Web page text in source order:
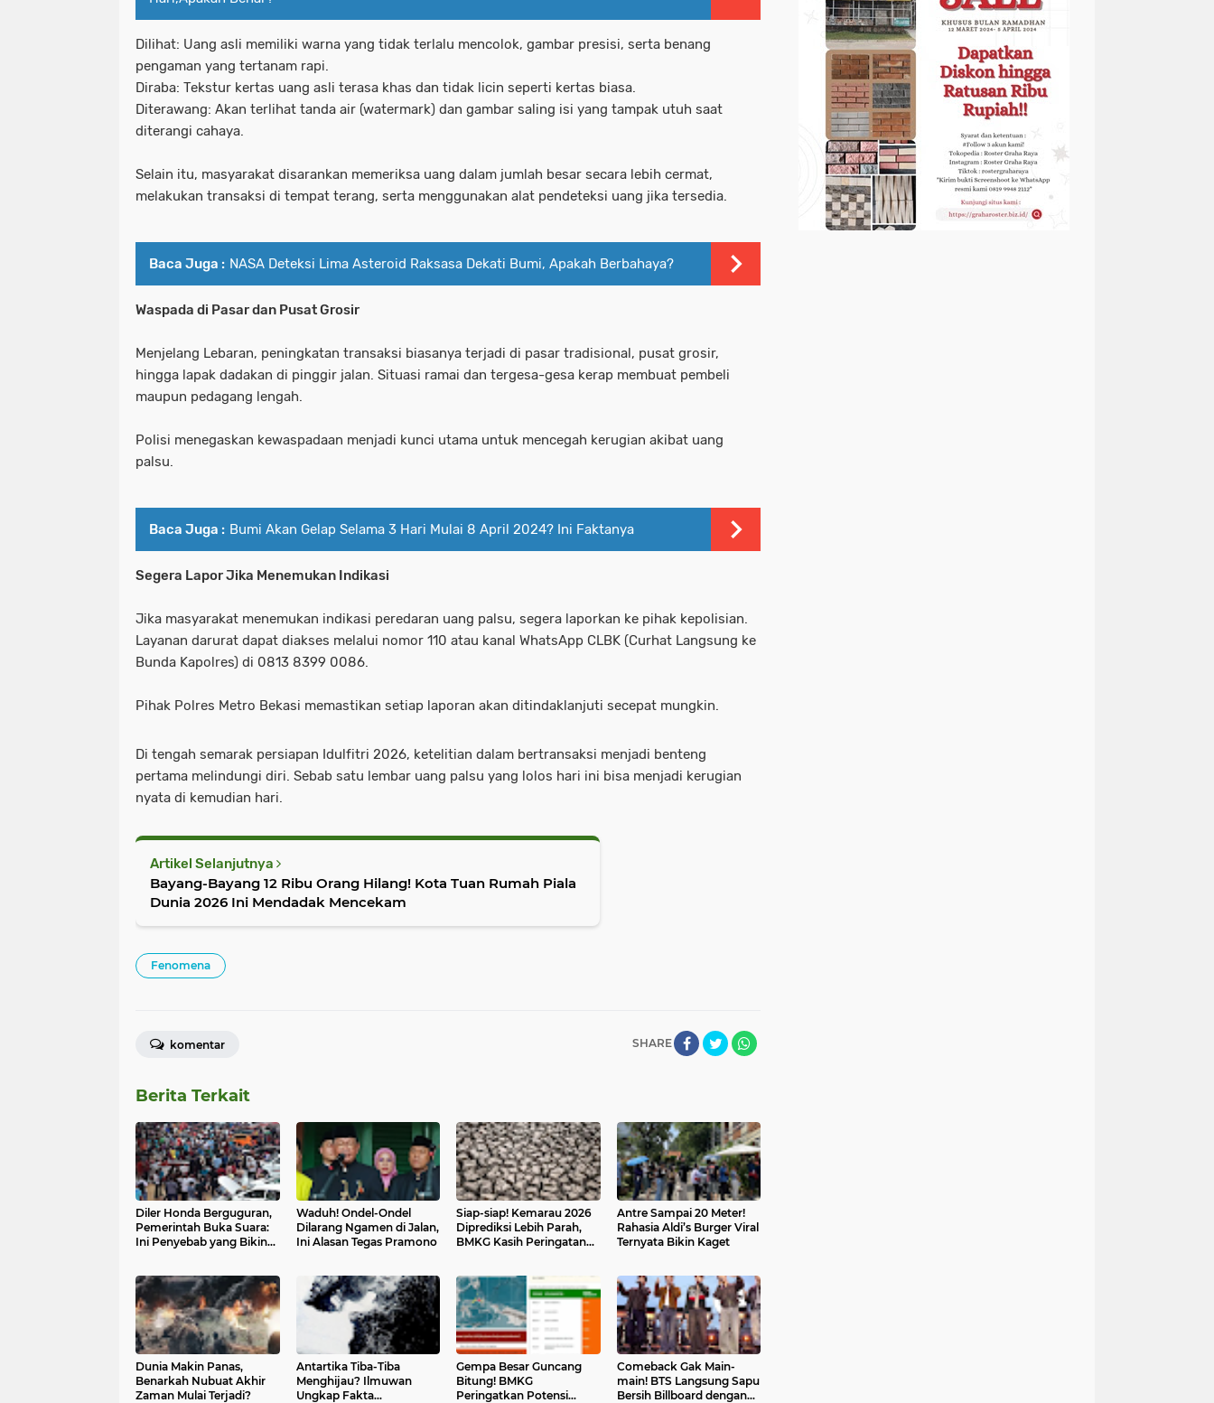
Dilihat: Uang asli memiliki warna yang tidak terlalu mencolok, gambar presisi, serta benang
pengaman yang tertanam rapi.
Diraba: Tekstur kertas uang asli terasa khas dan tidak licin seperti kertas biasa.
Diterawang: Akan terlihat tanda air (watermark) dan gambar saling isi yang tampak utuh saat
diterangi cahaya.
Selain itu, masyarakat disarankan memeriksa uang dalam jumlah besar secara lebih cermat,
melakukan transaksi di tempat terang, serta menggunakan alat pendeteksi uang jika tersedia.
Baca Juga : NASA Deteksi Lima Asteroid Raksasa Dekati Bumi, Apakah Berbahaya?
Waspada di Pasar dan Pusat Grosir
Menjelang Lebaran, peningkatan transaksi biasanya terjadi di pasar tradisional, pusat grosir,
hingga lapak dadakan di pinggir jalan. Situasi ramai dan tergesa-gesa kerap membuat pembeli
maupun pedagang lengah.
Polisi menegaskan kewaspadaan menjadi kunci utama untuk mencegah kerugian akibat uang
palsu.
Baca Juga : Bumi Akan Gelap Selama 3 Hari Mulai 8 April 2024? Ini Faktanya
Segera Lapor Jika Menemukan Indikasi
Jika masyarakat menemukan indikasi peredaran uang palsu, segera laporkan ke pihak kepolisian.
Layanan darurat dapat diakses melalui nomor 110 atau kanal WhatsApp CLBK (Curhat Langsung ke
Bunda Kapolres) di 0813 8399 0086.
Pihak Polres Metro Bekasi memastikan setiap laporan akan ditindaklanjuti secepat mungkin.
Di tengah semarak persiapan Idulfitri 2026, ketelitian dalam bertransaksi menjadi benteng
pertama melindungi diri. Sebab satu lembar uang palsu yang lolos hari ini bisa menjadi kerugian
nyata di kemudian hari.
Artikel Selanjutnya
Bayang-Bayang 12 Ribu Orang Hilang! Kota Tuan Rumah Piala
Dunia 2026 Ini Mendadak Mencekam
Fenomena
SHARE
komentar
Berita Terkait
Diler Honda Berguguran,
Pemerintah Buka Suara:
Ini Penyebab yang Bikin
Waduh! Ondel-Ondel
Dilarang Ngamen di Jalan,
Ini Alasan Tegas Pramono
Siap-siap! Kemarau 2026
Diprediksi Lebih Parah,
BMKG Kasih Peringatan
Antre Sampai 20 Meter!
Rahasia Aldi’s Burger Viral
Ternyata Bikin Kaget
Dunia Makin Panas,
Benarkah Nubuat Akhir
Zaman Mulai Terjadi?
Antartika Tiba-Tiba
Menghijau? Ilmuwan
Ungkap Fakta
Gempa Besar Guncang
Bitung! BMKG
Peringatkan Potensi
Comeback Gak Main-
main! BTS Langsung Sapu
Bersih Billboard dengan